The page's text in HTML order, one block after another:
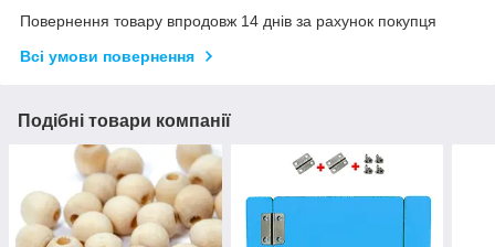
Повернення товару впродовж 14 днів за рахунок покупця
Всі умови повернення
Подібні товари компанії